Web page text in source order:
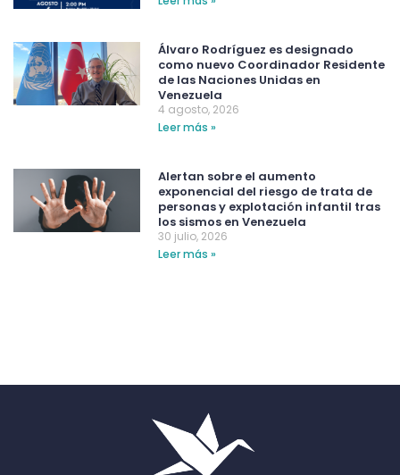
Álvaro Rodríguez es designado
como nuevo Coordinador Residente
de las Naciones Unidas en
Venezuela
4 agosto, 2026
Leer más »
Alertan sobre el aumento
exponencial del riesgo de trata de
personas y explotación infantil tras
los sismos en Venezuela
30 julio, 2026
Leer más »